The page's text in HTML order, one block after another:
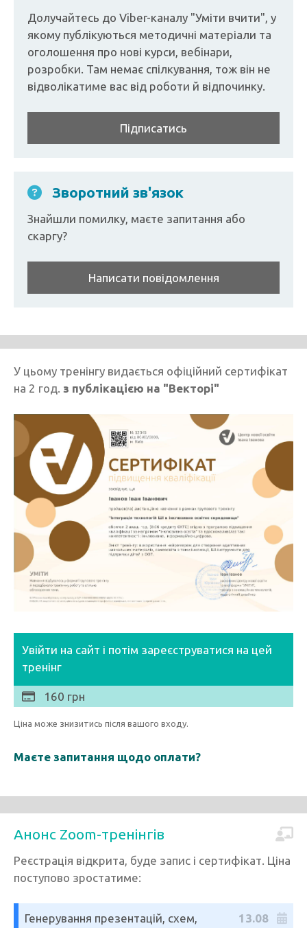
Долучайтесь до Viber-каналу "Уміти вчити", у
якому публікуються методичні матеріали та
оголошення про нові курси, вебінари,
розробки. Там немає спілкування, тож він не
відволікатиме вас від роботи й відпочинку.
Підписатись
Зворотний зв'язок
Знайшли помилку, маєте запитання або
скаргу?
Написати повідомлення
У цьому тренінгу видається офіційний сертифікат
на 2 год. з публікацією на "Векторі"
Увійти на сайт і потім зареєструватися на цей
тренінг
160 грн
Ціна може знизитись після вашого входу.
Маєте запитання щодо оплати?
Анонс Zoom-тренінгів
Реєстрація відкрита, буде запис і сертифікат. Ціна
поступово зростатиме:
Генерування презентацій, схем,
13.08